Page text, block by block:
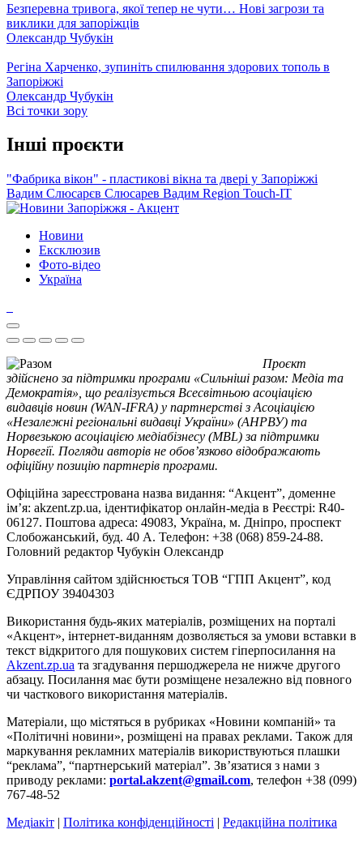
Безперевна тривога, якої тепер не чути… Нові загрози та
виклики для запоріжців
Олександр Чубукін
Регіна Харченко, зупиніть спилювання здорових тополь в
Запоріжжі
Олександр Чубукін
Всі точки зору
Інші проєкти
"Фабрика вікон" - пластикові вікна та двері у Запоріжжі
Вадим Слюсарєв Слюсарев Вадим Region Touch-IT
Новини
Ексклюзив
Фото-відео
Україна
Проєкт
здійснено за підтримки програми «Сильніші разом: Медіа та
Демократія», що реалізується Всесвітньою асоціацією
видавців новин (WAN-IFRA) у партнерстві з Асоціацією
«Незалежні регіональні видавці України» (АНРВУ) та
Норвезькою асоціацією медіабізнесу (MBL) за підтримки
Норвегії. Погляди авторів не обов’язково відображають
офіційну позицію партнерів програми.
Офіційна зареєстрована назва видання: “Акцент”, доменне
ім’я: akzent.zp.ua, ідентифікатор онлайн-медіа в Реєстрі: R40-
06127. Поштова адреса: 49083, Україна, м. Дніпро, проспект
Слобожанський, буд. 40 А. Телефон: +38 (068) 859-24-88.
Головний редактор Чубукін Олександр
Управління сайтом здійснюється ТОВ “ГПП Акцент”, код
ЄДРПОУ 39404303
Використання будь-яких матеріалів, розміщених на порталі
«Акцент», інтернет-виданням дозволяється за умови вставки в
текст відкритого для пошукових систем гіперпосилання на
Akzent.zp.ua та згадування першоджерела не нижче другого
абзацу. Посилання має бути розміщене незалежно від повного
чи часткового використання матеріалів.
Матеріали, що містяться в рубриках «Новини компаній» та
«Політичні новини», розміщені на правах реклами. Також для
маркування рекламних матеріалів використвуються плашки
“реклама”, “партнерський матеріал”. Зв’язатися з нами з
приводу реклами: portal.akzent@gmail.com, телефон +38 (099)
767-48-52
Медіакіт | Політика конфіденційності | Редакційна політика